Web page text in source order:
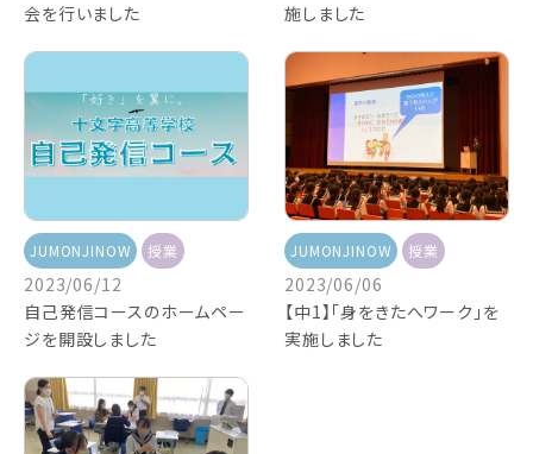
会を行いました
施しました
JUMONJINOW 授業
2023/06/12
自己発信コースのホームペー
ジを開設しました
JUMONJINOW 授業
2023/06/06
【中1】「身をきたへワーク」を
実施しました